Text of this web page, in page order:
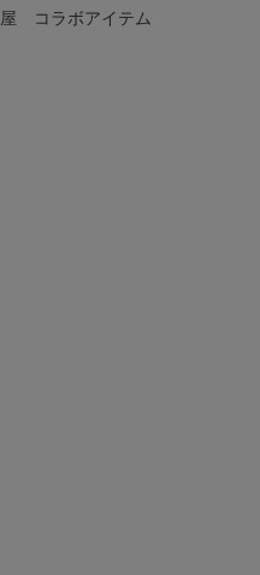
屋 コラボアイテム